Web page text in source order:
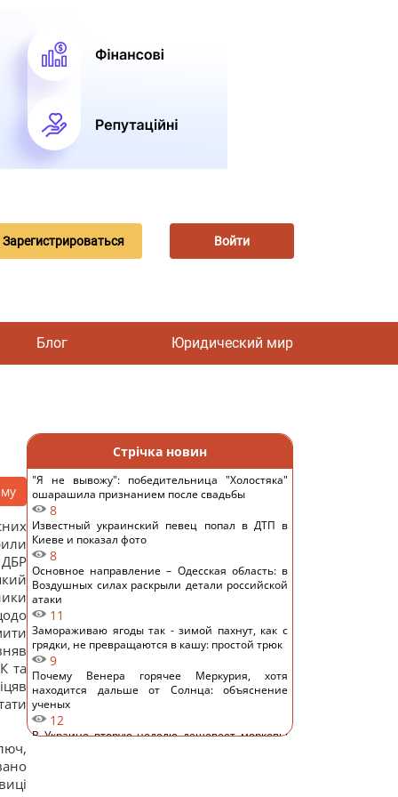
Зарегистрироваться Войти
Блог Юридический мир
та
Стрічка новин
"Я не вывожу": победительница "Холостяка"
ошарашила признанием после свадьбы
8
Известный украинский певец попал в ДТП в
Киеве и показал фото
8
Основное направление – Одесская область: в
Воздушных силах раскрыли детали российской
атаки
11
Замораживаю ягоды так - зимой пахнут, как с
грядки, не превращаются в кашу: простой трюк
9
Почему Венера горячее Меркурия, хотя
находится дальше от Солнца: объяснение
ученых
12
В Украине вторую неделю дешевеет морковь: